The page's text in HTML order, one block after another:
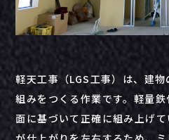
軽天工事（LGS工事）は、建
組みをつくる作業です。軽量
面に基づいて正確に組み上げ